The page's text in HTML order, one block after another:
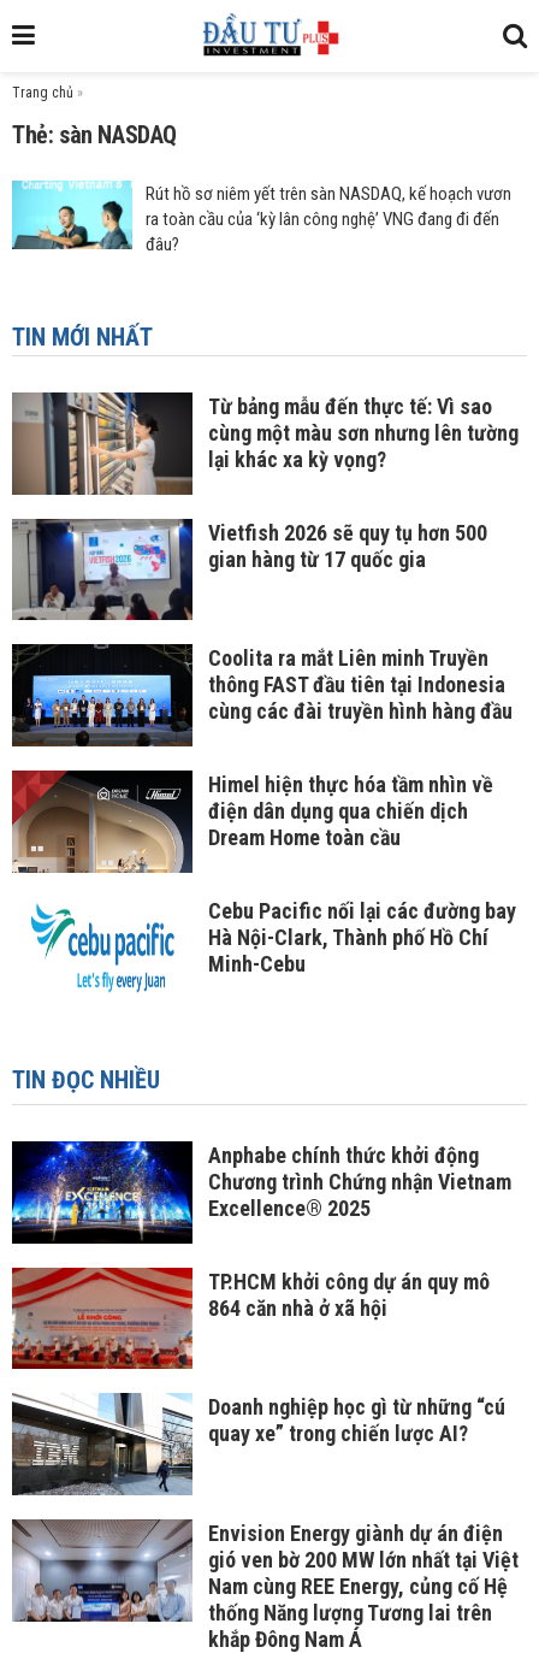
Trang chủ »
Thẻ: sàn NASDAQ
Rút hồ sơ niêm yết trên sàn NASDAQ, kế hoạch vươn
ra toàn cầu của ‘kỳ lân công nghệ’ VNG đang đi đến
đâu?
TIN MỚI NHẤT
Từ bảng mẫu đến thực tế: Vì sao
cùng một màu sơn nhưng lên tường
lại khác xa kỳ vọng?
Vietfish 2026 sẽ quy tụ hơn 500
gian hàng từ 17 quốc gia
Coolita ra mắt Liên minh Truyền
thông FAST đầu tiên tại Indonesia
cùng các đài truyền hình hàng đầu
Himel hiện thực hóa tầm nhìn về
điện dân dụng qua chiến dịch
Dream Home toàn cầu
Cebu Pacific nối lại các đường bay
Hà Nội-Clark, Thành phố Hồ Chí
Minh-Cebu
TIN ĐỌC NHIỀU
Anphabe chính thức khởi động
Chương trình Chứng nhận Vietnam
Excellence® 2025
TP.HCM khởi công dự án quy mô
864 căn nhà ở xã hội
Doanh nghiệp học gì từ những “cú
quay xe” trong chiến lược AI?
Envision Energy giành dự án điện
gió ven bờ 200 MW lớn nhất tại Việt
Nam cùng REE Energy, củng cố Hệ
thống Năng lượng Tương lai trên
khắp Đông Nam Á